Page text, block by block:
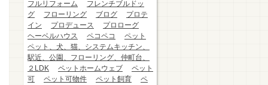
フルリフォーム
フレンチブルドッ
グ
フローリング ブログ
プロテ
イン
プロデュース
プロローグ
ヘーベルハウス
ペコペコ
ペット
ペット、犬、猫、システムキッチン、
駅近、公園、フローリング、仲町台、
２LDK
ペットホームウェブ
ペット
可
ペット可物件 ペット飼育
ペ